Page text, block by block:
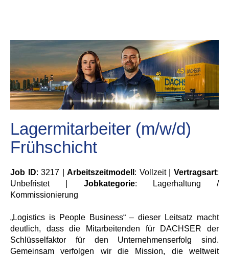
Lagermitarbeiter (m/w/d)
Frühschicht
Job ID: 3217 |Arbeitszeitmodell : Vollzeit |Vertragsart:
Unbefristet | Jobkategorie: Lagerhaltung /
Kommissionierung
„Logistics is People Business“ – dieser Leitsatz macht
deutlich, dass die Mitarbeitenden für DACHSER der
Schlüsselfaktor für den Unternehmenserfolg sind.
Gemeinsam verfolgen wir die Mission, die weltweit